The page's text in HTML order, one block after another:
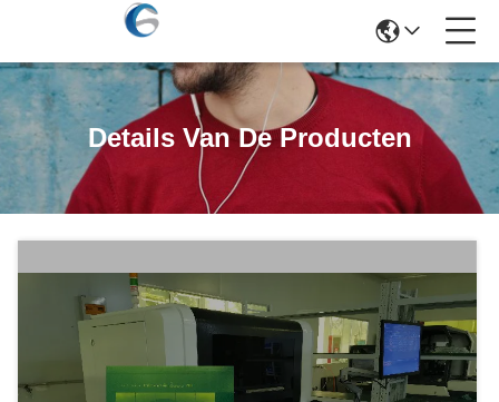
Details Van De Producten